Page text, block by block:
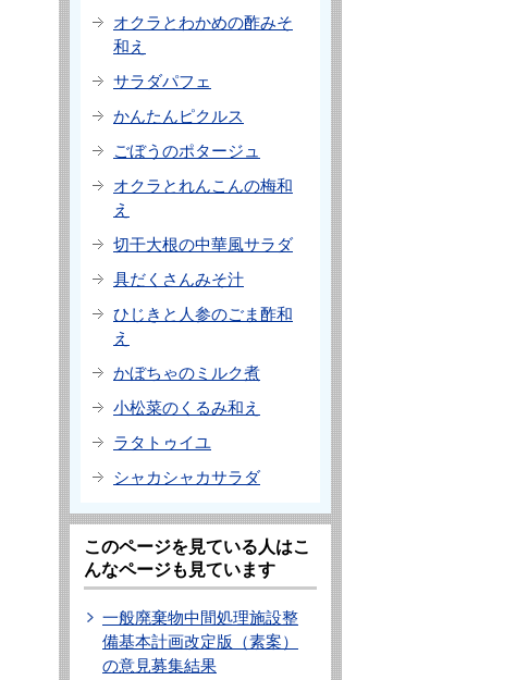
オクラとわかめの酢みそ
和え
サラダパフェ
かんたんピクルス
ごぼうのポタージュ
オクラとれんこんの梅和
え
切干大根の中華風サラダ
具だくさんみそ汁
ひじきと人参のごま酢和
え
かぼちゃのミルク煮
小松菜のくるみ和え
ラタトゥイユ
シャカシャカサラダ
このページを見ている人はこ
んなページも見ています
一般廃棄物中間処理施設整
備基本計画改定版（素案）
の意見募集結果